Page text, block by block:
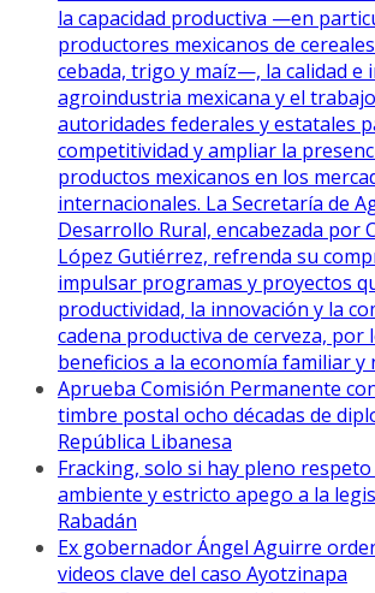
la capacidad productiva —en
productores mexicanos de
cebada, trigo y maíz—, la calidad e
agroindustria mexicana y el
autoridades federales y estatales
competitividad y ampliar la
productos mexicanos en los
internacionales. La Secretaría de
Desarrollo Rural, encabezada por
López Gutiérrez, refrenda su
impulsar programas y proyectos
productividad, la innovación y la
cadena productiva de cerveza, por
beneficios a la economía familiar y
Aprueba Comisión Permanente
timbre postal ocho décadas de
República Libanesa
Fracking, solo si hay pleno
ambiente y estricto apego a la
Rabadán
Ex gobernador Ángel Aguirre
videos clave del caso Ayotzinapa